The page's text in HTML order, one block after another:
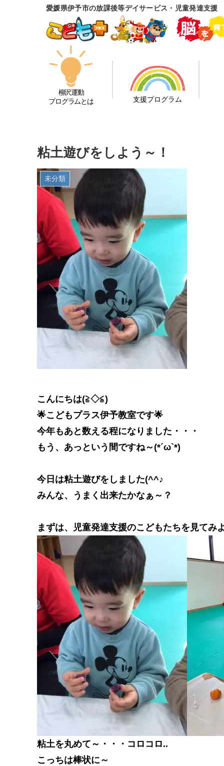
愛媛県伊予市の放課後等デイサービス・児童発達支
柳沢運動
プログラムとは
支援プログラム
粘土遊びをしよう～！
未分類
こんにちは(≧◇≦)
🌟こどもプラス伊予教室です🌟
今年もあと数える程になりました・・・
もう、あっという間ですね～(*´ω`*)
今日は粘土遊びをしました(^^♪
みんな、うまく出来たかなぁ～？
まずは、児童発達支援のこどもたちを見てみ
粘土を丸めて～・・・コロコロ..
こっちは棒状に～